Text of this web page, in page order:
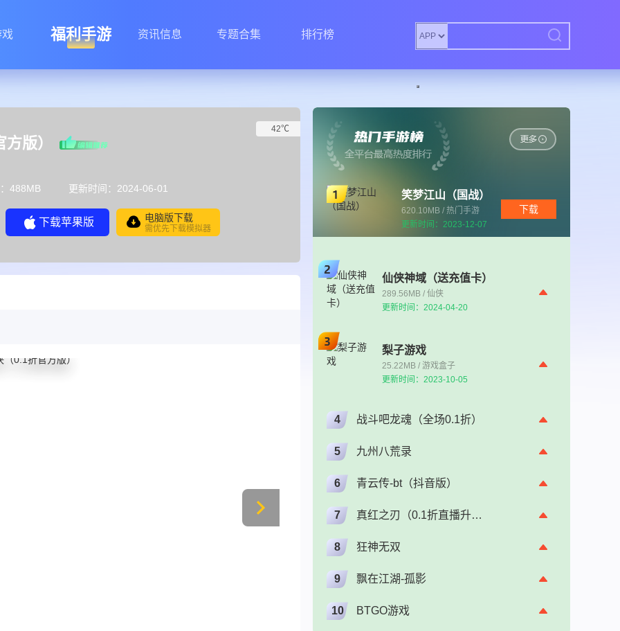
戏 福利手游 资讯信息 专题合集 排行榜
版）
488MB 更新时间：2024-06-01
下载苹果版 电脑版下载
需优先下载模拟器
42℃
笑梦江山（国战）
620.10MB / 热门手游
更新时间：2023-12-07
下载
仙侠神域（送充值卡）
289.56MB / 仙侠
更新时间：2024-04-20
梨子游戏
25.22MB / 游戏盒子
更新时间：2023-10-05
4 战斗吧龙魂（全场0.1折）
5 九州八荒录
6 青云传-bt（抖音版）
7 真红之刃（0.1折直播升级版）（奇迹）
8 狂神无双
9 飘在江湖-孤影
10 BTGO游戏